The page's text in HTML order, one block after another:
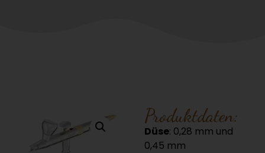
Produktdaten:
Düse: 0,28 mm und
0,45 mm